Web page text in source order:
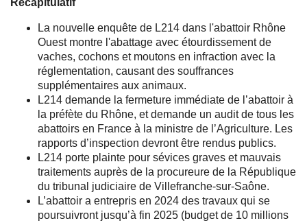
Récapitulatif
La nouvelle enquête de L214 dans l'abattoir Rhône
Ouest montre l'abattage avec étourdissement de
vaches, cochons et moutons en infraction avec la
réglementation, causant des souffrances
supplémentaires aux animaux.
L214 demande la fermeture immédiate de l’abattoir à
la préfète du Rhône, et demande un audit de tous les
abattoirs en France à la ministre de l’Agriculture. Les
rapports d’inspection devront être rendus publics.
L214 porte plainte pour sévices graves et mauvais
traitements auprès de la procureure de la République
du tribunal judiciaire de Villefranche-sur-Saône.
L’abattoir a entrepris en 2024 des travaux qui se
poursuivront jusqu’à fin 2025 (budget de 10 millions